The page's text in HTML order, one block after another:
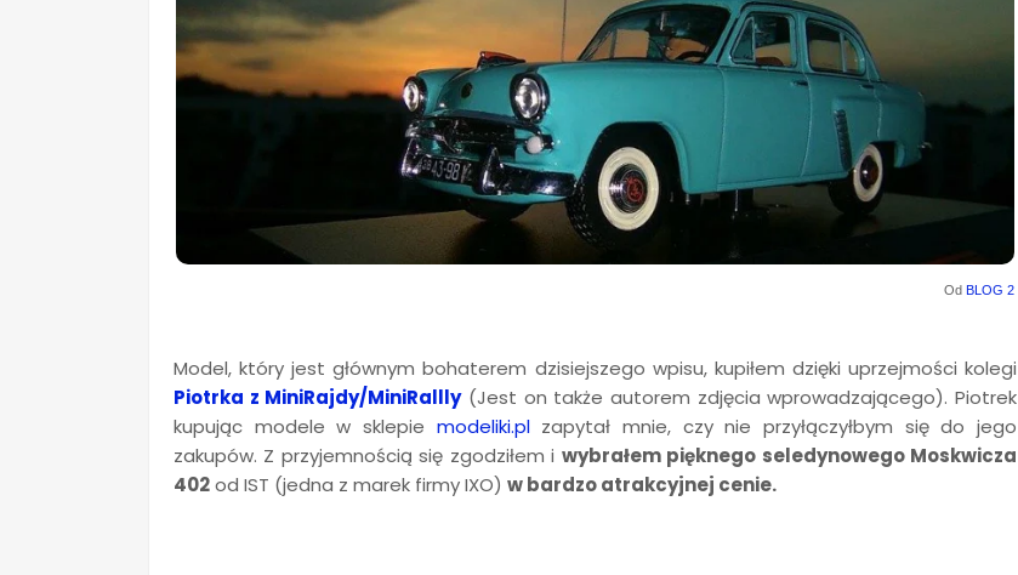
Od BLOG 2
Model, który jest głównym bohaterem dzisiejszego wpisu, kupiłem dzięki uprzejmości kolegi
Piotrka z MiniRajdy/MiniRallly(Jest on także autorem zdjęcia wprowadzającego). Piotrek
kupując modele w sklepie modeliki.plzapytał mnie, czy nie przyłączyłbym się do jego
zakupów. Z przyjemnością się zgodziłem i wybrałem pięknego seledynowego Moskwicza
402od IST (jedna z marek firmy IXO) w bardzo atrakcyjnej cenie.